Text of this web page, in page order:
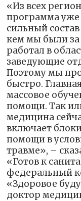
«Из всех
программа уже
сильный
кем мы были за
работал в
заведующие
Поэтому мы
быстро.
массовое
помощи. Так
медицина
включает
помощи в
травме», –
«Готов к
федеральный
«Здоровое
доктор